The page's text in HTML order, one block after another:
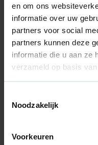
en om ons
informatie over uw
partners voor social
partners kunnen deze
informatie die u aan ze
verzameld op basis
Noodzakelijk
Voorkeuren
€33.880' €266
BEKIJK DEZE AUTO